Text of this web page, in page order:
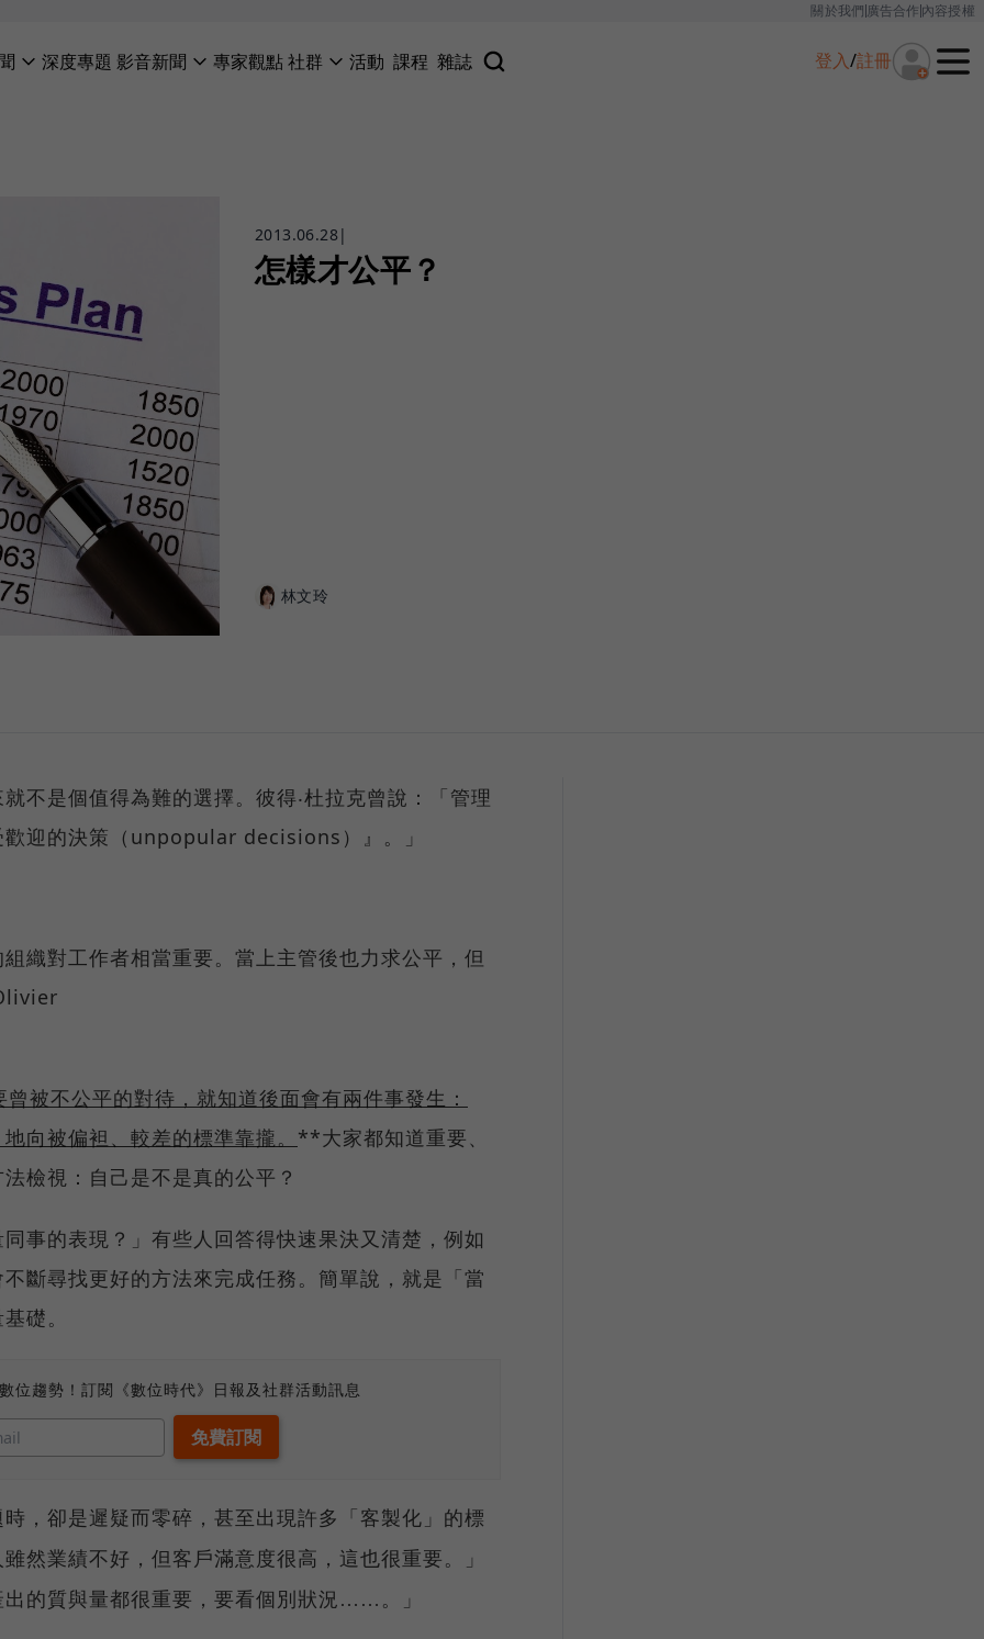
關於我們廣告合作內容授權
深度專題 影音新聞 專家觀點社群 活動 課程 雜誌 登入/註冊
2013.06.28|
怎樣才公平？
林文玲
不是個值得為難的選擇。彼得‧杜拉克曾說：「管理
歡迎的決策（unpopular decisions ）』。」
織對工作者相當重要。當上主管後也力求公平，但
被不公平的對待，就知道後面會有兩件事發生：
向被偏袒、較差的標準靠攏。 **大家都知道重要、
檢視：自己是不是真的公平？
事的表現？」有些人回答得快速果決又清楚，例如
斷尋找更好的方法來完成任務。簡單說，就是「當
礎。
位趨勢！訂閱《數位時代》日報及社群活動訊息
，卻是遲疑而零碎，甚至出現許多「客製化」的標
業績不好，但客戶滿意度很高，這也很重要。」
的質與量都很重要，要看個別狀況……。」